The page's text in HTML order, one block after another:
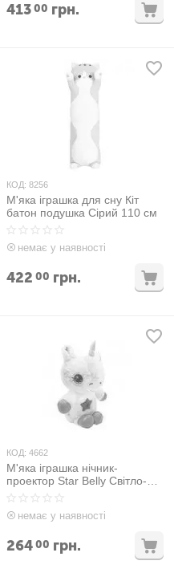
41300 грн.
КОД: 8256
М'яка іграшка для сну Кіт
батон подушка Сірий 110 см
немає у наявності
422 00 грн.
КОД: 4662
М'яка іграшка нічник-
проектор Star Belly Світло-
рожева
немає у наявності
26400 грн.